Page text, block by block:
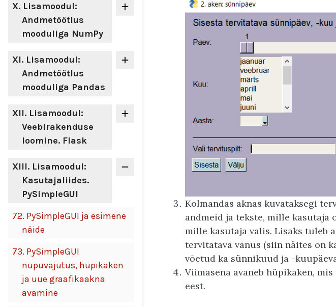
X. Lisamoodul:
Andmetöötlus
mooduliga NumPy
XI. Lisamoodul:
Andmetöötlus
mooduliga Pandas
XII. Lisamoodul:
Veebirakenduse
loomine. Flask
XIII. Lisamoodul:
Kasutajaliides.
PySimpleGUI
72. PySimpleGUI ja esimene
näide
73. PySimpleGUI
nupuvajutus, hüpikaken
ja uue graafikaakna
avamine
Kolmandas aknas kuvataksegi
andmeid ja tekste, mille kasutaja
mille kasutaja valis. Lisaks tuleb
tervitatava vanus (siin näites on
võetud ka sünnikuud ja -
Viimasena avaneb hüpikaken,
eest.